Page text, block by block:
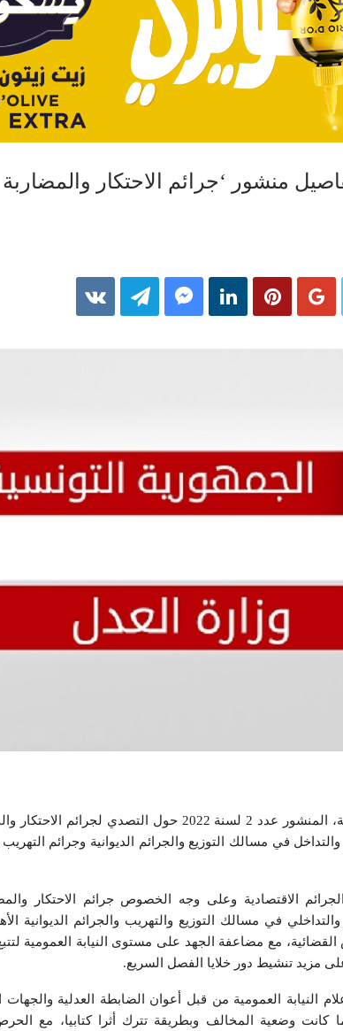
منشور ‘جرائم الاحتكار
نشرت وزارة العدل اليوم الجمعة، المنشور عدد 2 لسنة 2022 حول
والتداخل في مسالك التوزيع والجرائم الديوانية وجرائم
الاقتصادية وعلى وجه الخصوص جرائم الاحتكار
في مسالك التوزيع والتهريب والجرائم الديوانية
مع مضاعفة الجهد على مستوى النيابة العمومية
مزيد تنشيط دور خلايا الفصل السريع.
النيابة العمومية من قبل أعوان الضابطة العدلية والجهات
كانت وضعية المخالف وبطريقة تترك أثرا كتابيا، مع